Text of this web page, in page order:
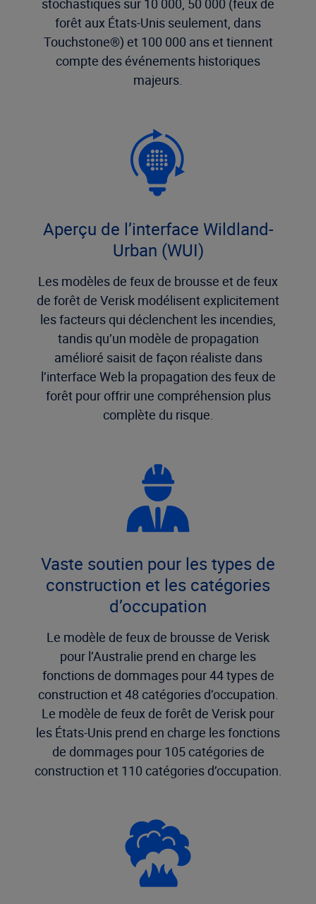
stochastiques sur 10 000, 50 000 (feux de
forêt aux États-Unis seulement, dans
Touchstone®) et 100 000 ans et tiennent
compte des événements historiques
majeurs.
Aperçu de l’interface Wildland-
Urban (WUI)
Les modèles de feux de brousse et de feux
de forêt de Verisk modélisent explicitement
les facteurs qui déclenchent les incendies,
tandis qu’un modèle de propagation
amélioré saisit de façon réaliste dans
l’interface Web la propagation des feux de
forêt pour offrir une compréhension plus
complète du risque.
Vaste soutien pour les types de
construction et les catégories
d’occupation
Le modèle de feux de brousse de Verisk
pour l’Australie prend en charge les
fonctions de dommages pour 44 types de
construction et 48 catégories d’occupation.
Le modèle de feux de forêt de Verisk pour
les États-Unis prend en charge les fonctions
de dommages pour 105 catégories de
construction et 110 catégories d’occupation.